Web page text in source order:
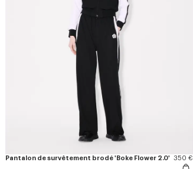
Pantalon de survêtement brodé 'Boke Flower 2.0' 350 €